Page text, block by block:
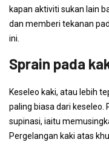
kapan aktiviti sukan lain
dan memberi tekanan
ini.
Sprain pada
Keseleo kaki, atau lebih
paling biasa dari keseleo.
supinasi, iaitu
Pergelangan kaki atas